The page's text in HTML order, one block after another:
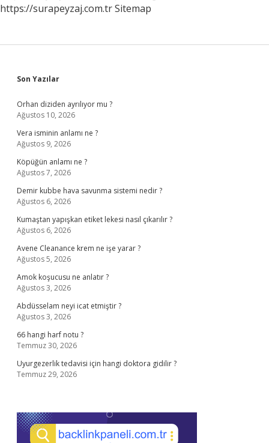
Mi
https://surapeyzaj.com.trSitemap
Sidebar
Son Yazılar
Orhan diziden ayrılıyor mu ?
Ağustos 10, 2026
Vera isminin anlamı ne ?
Ağustos 9, 2026
Köpüğün anlamı ne ?
Ağustos 7, 2026
Demir kubbe hava savunma sistemi nedir ?
Ağustos 6, 2026
Kumaştan yapışkan etiket lekesi nasıl çıkarılır ?
Ağustos 6, 2026
Avene Cleanance krem ne işe yarar ?
Ağustos 5, 2026
Amok koşucusu ne anlatır ?
Ağustos 3, 2026
Abdüsselam neyi icat etmiştir ?
Ağustos 3, 2026
66 hangi harf notu ?
Temmuz 30, 2026
Uyurgezerlik tedavisi için hangi doktora gidilir ?
Temmuz 29, 2026